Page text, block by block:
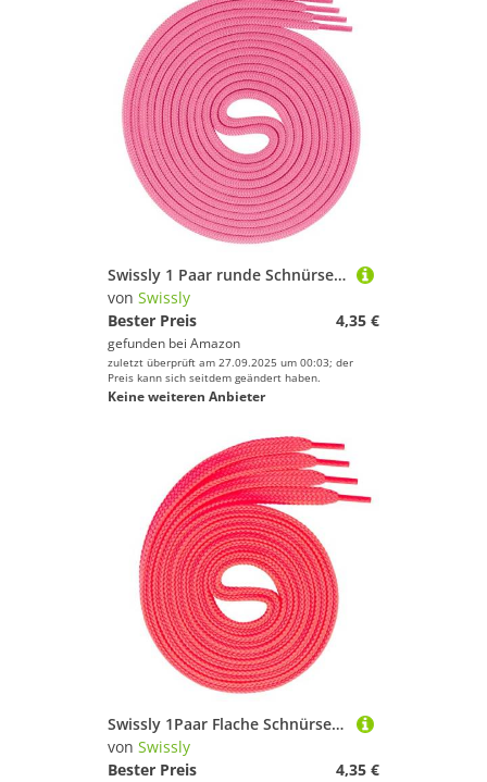
Swissly 1 Paar runde Schnürsenkel, Rundsenkel für Business- und Lederschuhe, reißfester Allroundsenkel, ø 3mm Farbe neonpink Länge 100cm
von Swissly
Bester Preis
4,35 €
gefunden bei Amazon
zuletzt überprüft am 27.09.2025 um 00:03; der
Preis kann sich seitdem geändert haben.
Keine weiteren Anbieter
Swissly 1Paar Flache Schnürsenkel für Sneaker und Sportschuhe - sehr reißfest - ca. 7,0 mm breit aus 100% Polyester, Farbe: neon.pink Länge: 100cm
von Swissly
Bester Preis
4,35 €